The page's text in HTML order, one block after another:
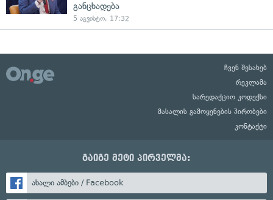
განცხადება
5 აგვისტო, 17:32
ჩვენ შესახებ
რეკლამა
სარედაქციო კოდექსი
მასალის გამოყენების პირობები
კონტაქტი
გაიგე მეტი პირველმა:
ახალი ამბები / Facebook